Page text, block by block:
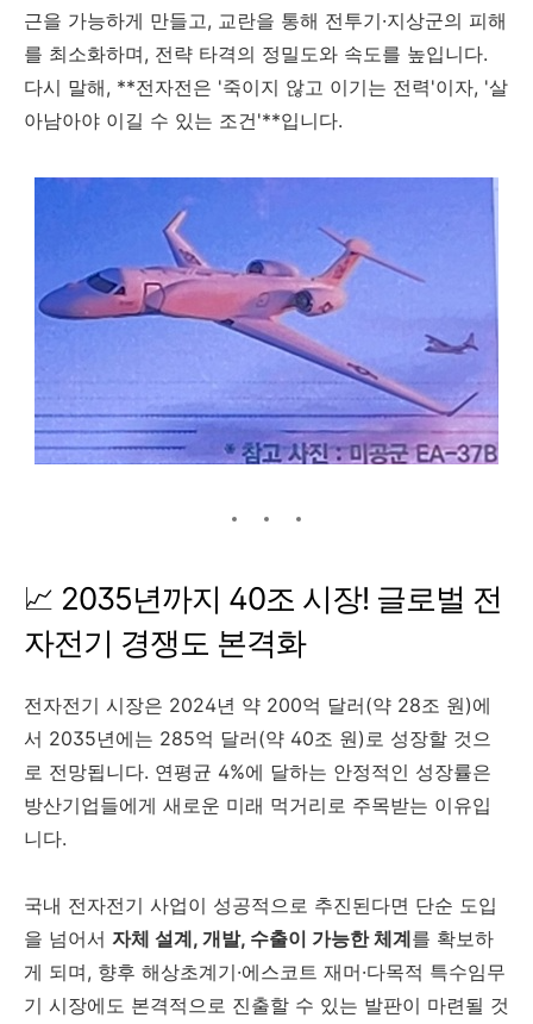
근을 가능하게 만들고, 교란을 통해 전투기·지상군의 피해
를 최소화하며, 전략 타격의 정밀도와 속도를 높입니다.
다시 말해, **전자전은 '죽이지 않고 이기는 전력'이자, '살
아남아야 이길 수 있는 조건'**입니다.
📈 2035년까지 40조 시장! 글로벌 전
자전기 경쟁도 본격화
전자전기 시장은 2024년 약 200억 달러(약 28조 원)에
서 2035년에는 285억 달러(약 40조 원)로 성장할 것으
로 전망됩니다. 연평균 4%에 달하는 안정적인 성장률은
방산기업들에게 새로운 미래 먹거리로 주목받는 이유입
니다.
국내 전자전기 사업이 성공적으로 추진된다면 단순 도입
을 넘어서 자체 설계, 개발, 수출이 가능한 체계를 확보하
게 되며, 향후 해상초계기·에스코트 재머·다목적 특수임무
기 시장에도 본격적으로 진출할 수 있는 발판이 마련될 것